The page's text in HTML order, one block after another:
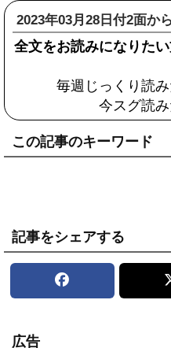
2023年03月28日付2面か
全文をお読みになりた
毎週じっくり読
今スグ読
この記事のキーワード
記事をシェアする
広告